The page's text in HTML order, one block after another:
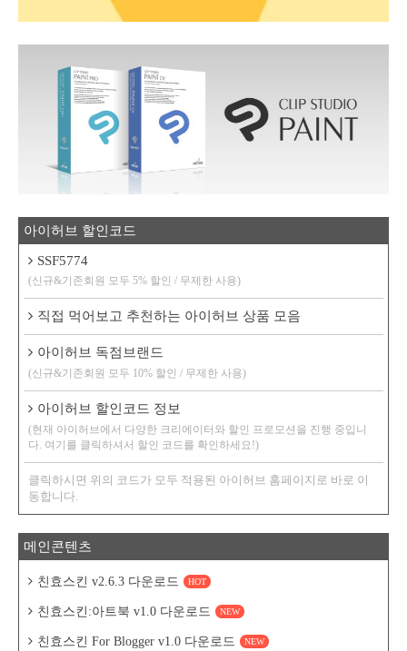
아이허브 할인코드
SSF5774
(신규&기존회원 모두 5% 할인 / 무제한 사용)
직접 먹어보고 추천하는 아이허브 상품 모음
아이허브 독점브랜드
(신규&기존회원 모두 10% 할인 / 무제한 사용)
아이허브 할인코드 정보
(현재 아이허브에서 다양한 크리에이터와 할인 프로모션을 진행 중입니
다. 여기를 클릭하셔서 할인 코드를 확인하세요!)
클릭하시면 위의 코드가 모두 적용된 아이허브 홈페이지로 바로 이
동합니다.
메인콘텐츠
친효스킨 v2.6.3 다운로드 HOT
친효스킨:아트북 v1.0 다운로드 NEW
친효스킨 For Blogger v1.0 다운로드 NEW